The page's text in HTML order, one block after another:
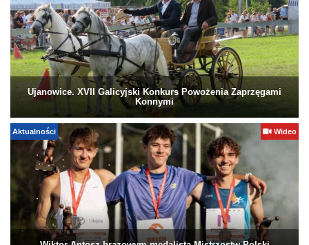
Ujanowice. XVII Galicyjski Konkurs Powożenia Zaprzęgami
Konnymi
Aktualności Wideo